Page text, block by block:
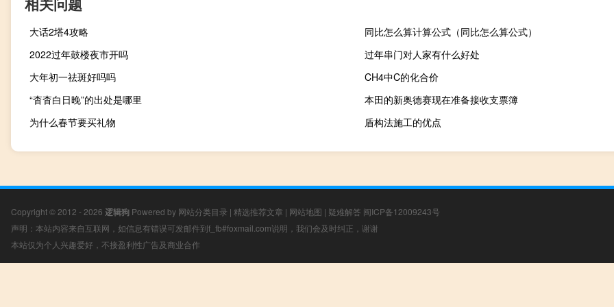
大话2塔4攻略
同比怎么算计算公式（同比怎么算公式）
2022过年鼓楼夜市开吗
过年串门对人家有什么好处
大年初一祛斑好吗吗
CH4中C的化合价
“杳杳白日晚”的出处是哪里
本田的新奥德赛现在准备接收支票簿
为什么春节要买礼物
盾构法施工的优点
Copyright © 2012 - 2026 逻辑狗 Powered by 网站分类目录 | 精选推荐文章 | 网站地图 | 疑难解答 闽ICP备12009243号
声明：本站内容来自互联网，如信息有错误可发邮件到f_fb#foxmail.com说明，我们会及时纠正，谢谢
本站仅为个人兴趣爱好，不接盈利性广告及商业合作